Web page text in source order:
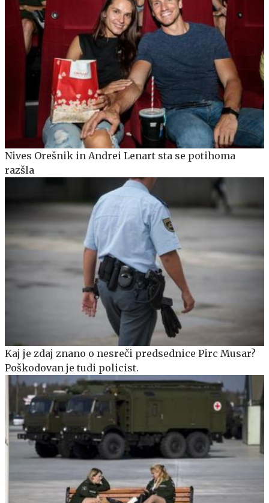
Nives Orešnik in Andrei Lenart sta se potihoma
razšla
Kaj je zdaj znano o nesreči predsednice Pirc Musar?
Poškodovan je tudi policist.